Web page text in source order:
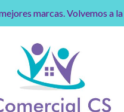
marcas. Volvemos